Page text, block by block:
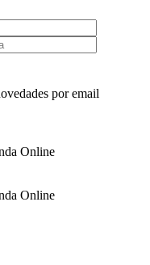
por email